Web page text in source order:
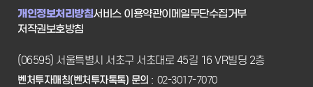
개인정보처리방침서비스 이용약관이메일무단수집거부
저작권보호방침
(06595) 서울특별시 서초구 서초대로 45길 16 VR빌딩 2층
벤처투자매칭(벤처투자톡톡) 문의 : 02-3017-7070